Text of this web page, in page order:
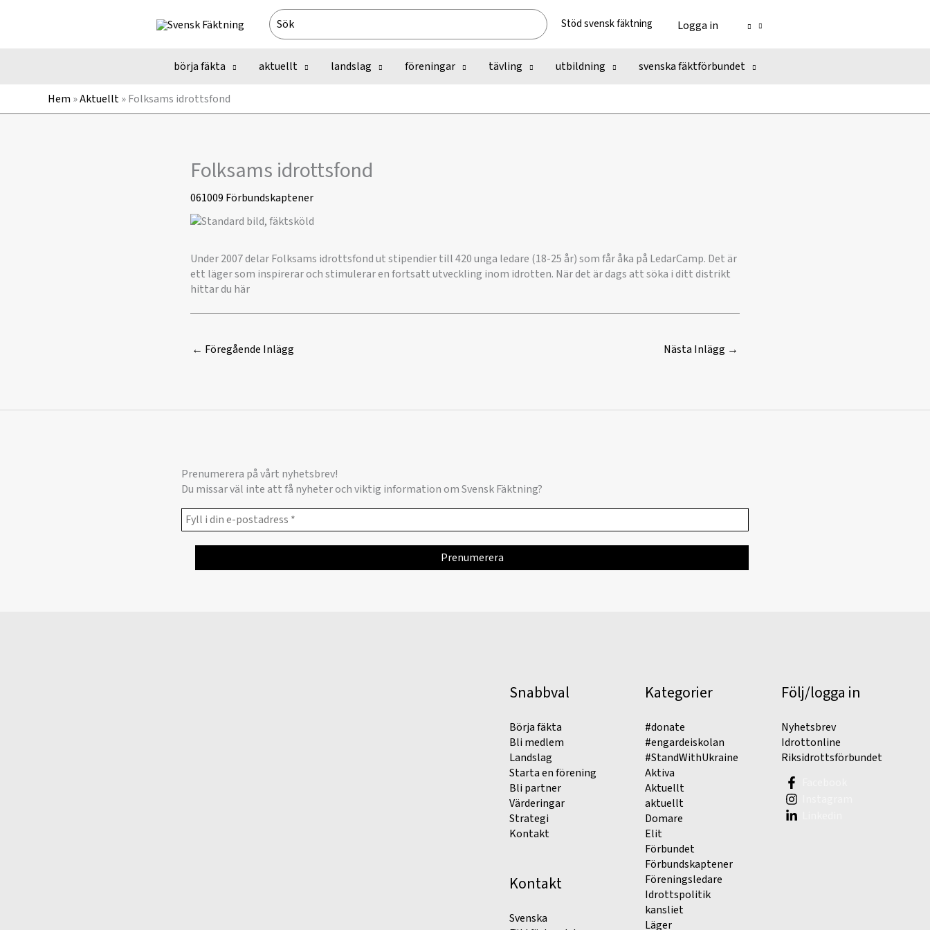
Search
for:
Stöd svensk fäktning Logga in
börja fäkta aktuellt landslag föreningar tävling utbildning svenska fäktförbundet
Hem »Aktuellt»Folksams idrottsfond
Folksams idrottsfond
061009 Förbundskaptener
Under 2007 delar Folksams idrottsfond ut stipendier till 420 unga ledare (18-25 år) som får åka på LedarCamp. Det är
ett läger som inspirerar och stimulerar en fortsatt utveckling inom idrotten. När det är dags att söka i ditt distrikt
hittar du här
← Föregående Inlägg Nästa Inlägg →
Prenumerera på vårt nyhetsbrev!
Du missar väl inte att få nyheter och viktig information om Svensk Fäktning?
Snabbval
Börja fäkta
Bli medlem
Landslag
Starta en förening
Bli partner
Värderingar
Strategi
Kontakt
Kontakt
Svenska
Kategorier
#donate
#engardeiskolan
#StandWithUkraine
Aktiva
Aktuellt
aktuellt
Domare
Elit
Förbundet
Förbundskaptener
Föreningsledare
Idrottspolitik
kansliet
Läger
Följ/logga in
Nyhetsbrev
Idrottonline
Riksidrottsförbundet